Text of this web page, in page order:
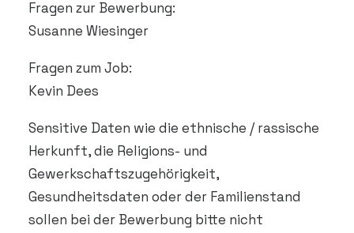
Fragen zur Bewerbung:
Susanne Wiesinger
Fragen zum Job:
Kevin Dees
Sensitive Daten wie die ethnische / rassische
Herkunft, die Religions- und
Gewerkschaftszugehörigkeit,
Gesundheitsdaten oder der Familienstand
sollen bei der Bewerbung bitte nicht